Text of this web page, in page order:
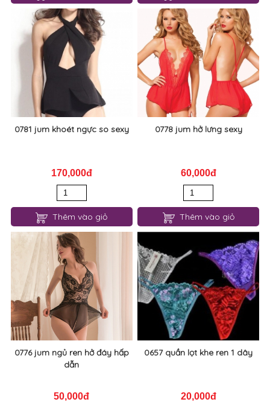
0781 jum khoét ngực so sexy
170,000đ
Thêm vào giỏ
0778 jum hở lưng sexy
60,000đ
Thêm vào giỏ
0776 jum ngủ ren hở đáy hấp
dẫn
50,000đ
0657 quần lọt khe ren 1 dây
20,000đ